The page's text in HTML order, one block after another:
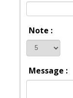
Note :
Message :